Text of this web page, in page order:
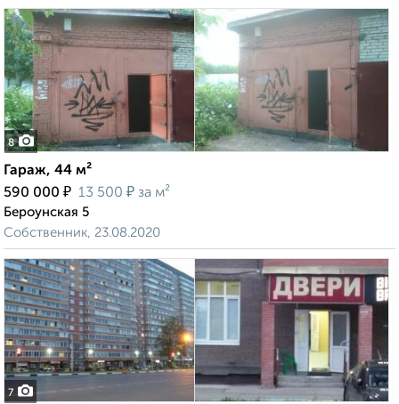
8
Гараж, 44 м²
590 000 ₽ 13 500 ₽ за м²
Бероунская 5
Собственник, 23.08.2020
7